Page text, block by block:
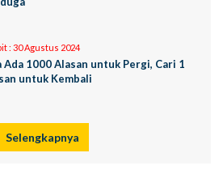
: 30 Agustus 2024
Ada 1000 Alasan untuk Pergi, Cari 1
untuk Kembali
Selengkapnya